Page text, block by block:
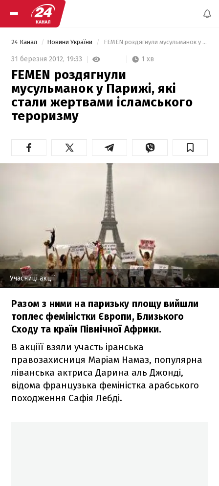
24 Канал Новини України FEMEN роздягнули мусульманок у Парижі, які стали жертвами ісламського тероризму
31 березня 2012, 19:33 1 хв
FEMEN роздягнули
мусульманок у Парижі, які
стали жертвами ісламського
тероризму
Учасниці акції
Разом з ними на паризьку площу вийшли
топлес феміністки Європи, Близького
Сходу та країн Північної Африки.
В акціїї взяли участь іранська
правозахисниця Маріам Намаз, популярна
ліванська актриса Дарина аль Джонді,
відома французька феміністка арабського
походження Сафія Лебді.